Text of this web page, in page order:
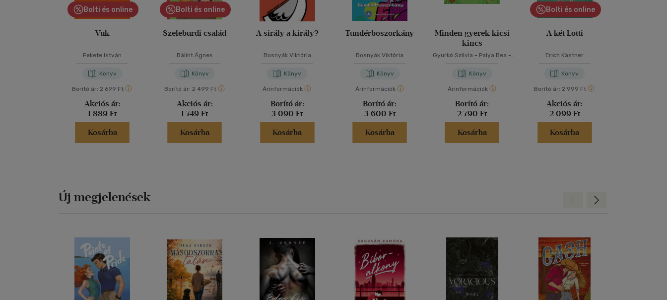
Bolti és online
Vuk
Fekete István
Könyv
Borító ár: 2 699 Ft
Akciós ár:
1 889 Ft
Kosárba
Bolti és online
Szeleburdi család
Bálint Ágnes
Könyv
Borító ár: 2 499 Ft
Akciós ár:
1 749 Ft
Kosárba
A sirály a király?
Bosnyák Viktória
Könyv
Árinformációk
Borító ár:
3 090 Ft
Kosárba
Tündérboszorkány
Bosnyák Viktória
Könyv
Árinformációk
Borító ár:
3 600 Ft
Kosárba
Minden gyerek kicsi
kincs
Gyurkó Szilvia - Palya Bea -
Könyv
Árinformációk
Borító ár:
2 790 Ft
Kosárba
Bolti és online
A két Lotti
Erich Kästner
Könyv
Borító ár: 2 999 Ft
Akciós ár:
2 099 Ft
Kosárba
Új megjelenések Előre